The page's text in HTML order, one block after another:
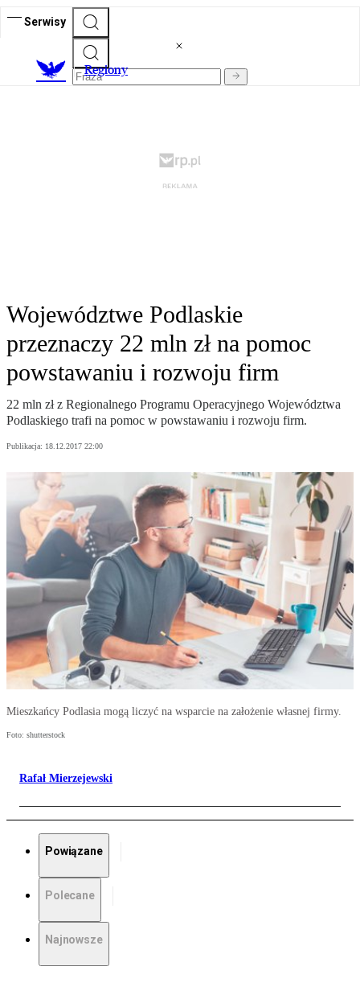
Serwisy
Regiony
Województwe Podlaskie
przeznaczy 22 mln zł na pomoc
powstawaniu i rozwoju firm
22 mln zł z Regionalnego Programu Operacyjnego Województwa
Podlaskiego trafi na pomoc w powstawaniu i rozwoju firm.
Publikacja: 18.12.2017 22:00
Mieszkańcy Podlasia mogą liczyć na wsparcie na założenie własnej firmy.
Foto: shutterstock
Rafał Mierzejewski
Powiązane
Polecane
Najnowsze